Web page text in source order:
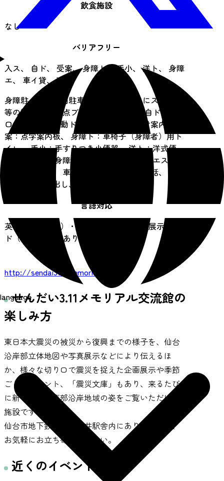
language
飲食施設
なし
バリアフリー
入ス、 自ド、 受案、 身障ト、 手小、 洋ト、 身障
エ、 車イ貸、 盲犬
身障駐：身障者用駐車場、 入ス：入口にスロープ
等の設置あり、 点ブ：点字ブロック、 自ド：入
口、通路等に自動ドアあり、 受案：受付案内、 点
案：点字案内板、 身障ト：車椅子（身障者）用ト
イレ、 手小：手すりつき小便器、 洋ト：洋式便
器、 身障エ：身障者対応エレベータ－、 エス：エ
スカレーター、 車公：車椅子対応公衆電話、 車イ
貸：車椅子貸出し、 盲犬：盲導犬同伴可
言語対応
英・中（簡・繁）・韓・タイについて、展示ガイ
ド（冊子)の配布あり。
http://sendai311-memorial.jp
せんだい3.11メモリアル交流館の
楽しみ方
東日本大震災の被災から復興までの様子を、仙台
沿岸部立体地図や写真展示などにより伝えるほ
か、様々な切り口で震災を捉えた企画展示や季節
ごとのイベント、「震災文庫」もあり、来るたび
に新しい仙台東部沿岸地域の姿をご覧いただける
施設です。
仙台市地下鉄東西線荒井駅舎内にありますので、
お気軽にお立ち寄りください。
近くのイベント